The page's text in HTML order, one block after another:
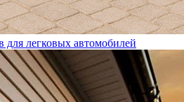
для легковых автомобилей